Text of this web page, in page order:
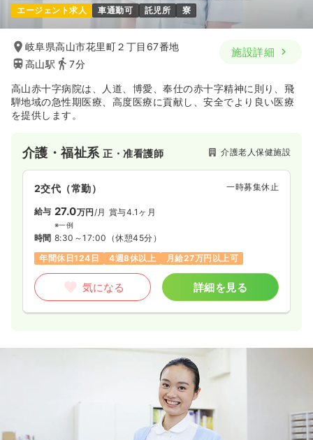
エージェント求人 車通勤可 託児所 寮
岐阜県高山市花里町２丁目67番地
高山駅
7分
施設詳細
高山赤十字病院は、人道、博愛、奉仕の赤十字精神に則り、飛
騨地域の急性期医療、高度医療に貢献し、安全でより良い医療
を提供します。
介護・福祉系正・准看護師 介護老人保健施設
2交代（常勤） 一時募集休止
給与 27.0万円 /月 賞与4.1ヶ月
※一例
時間 8:30～17:00 （休憩45分）
年間休日124日
4週8休以上 月給27万円以上可
気になる 詳細を見る